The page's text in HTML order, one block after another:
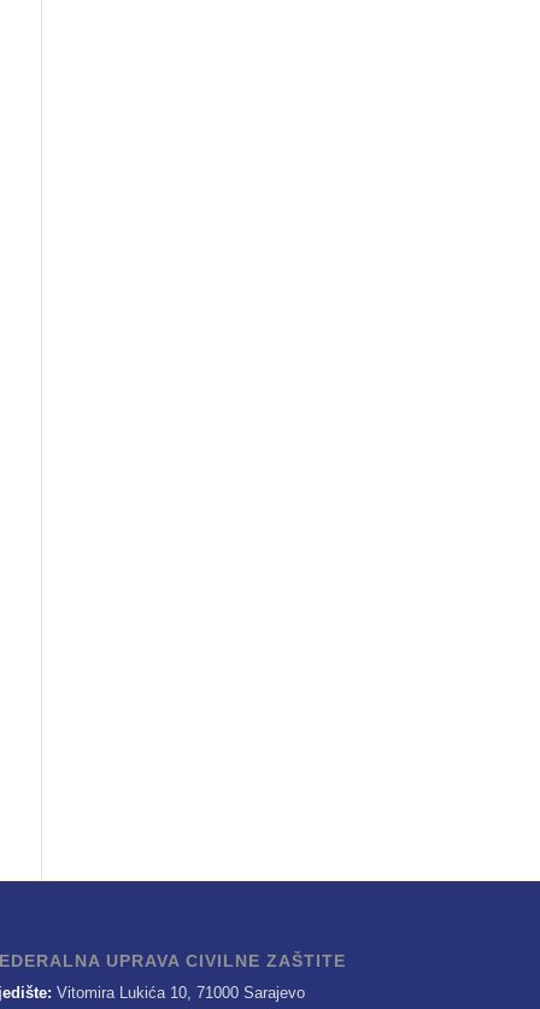
UPRAVA CIVILNE ZAŠTITE
Vitomira Lukića 10, 71000 Sarajevo